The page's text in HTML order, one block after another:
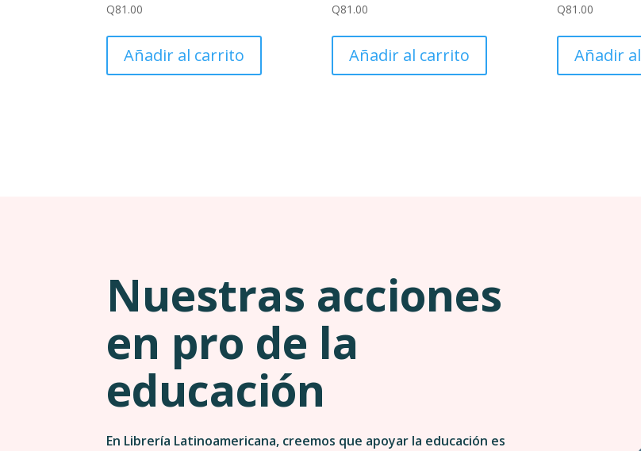
Q81.00
Añadir al carrito
Q81.00
Añadir al carrito
Q81.00
Añadir
Nuestras acciones
en pro de la
educación
En Librería Latinoamericana, creemos que apoyar la educación es